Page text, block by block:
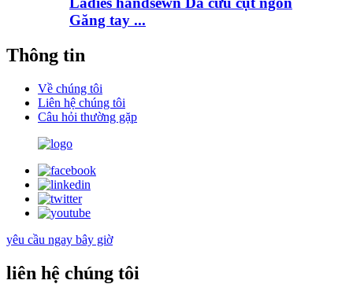
Găng tay ...
Thông tin
Về chúng tôi
Liên hệ chúng tôi
Câu hỏi thường gặp
yêu cầu ngay bây giờ
liên hệ chúng tôi